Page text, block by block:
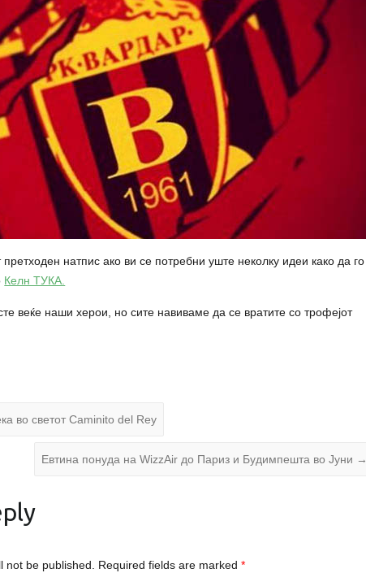
претходен натпис ако ви се потребни уште неколку идеи како да го
Келн ТУКА.
веќе наши херои, но сите навиваме да се вратите со трофејот
во светот Caminito del Rey
Евтина понуда на WizzAir до Париз и Будимпешта во Јуни →
not be published. Required fields are marked*